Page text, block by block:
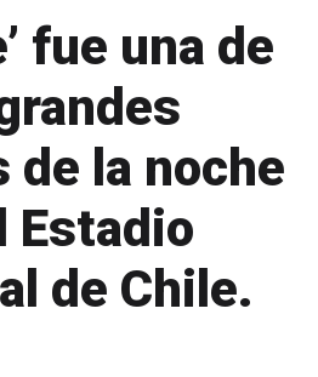
fue una de
la noche
Estadio
de Chile.